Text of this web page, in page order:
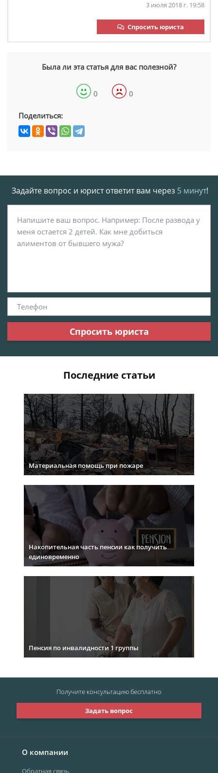
3 июля 2018 г. 19:58
Спросить юриста
Была ли эта статья для вас полезной?
0 0
Поделиться:
Задайте вопрос и юрист ответит вам через 5 минут!
Спросить юриста
Последние статьи
Материальная помощь при пожаре
Накопительная часть пенсии как получить
единовременно
Пенсия по инвалидности 1 группы
О компании
Обратная связь
Задать вопрос
Получите консультациюбесплатно